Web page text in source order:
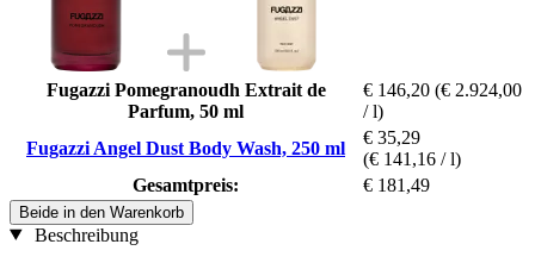
Fugazzi Pomegranoudh Extrait de
Parfum, 50 ml
€ 146,20 (€ 2.924,00
/ l)
Fugazzi Angel Dust Body Wash, 250 ml
€ 35,29
(€ 141,16 / l)
Gesamtpreis:
€ 181,49
Beide in den Warenkorb
Beschreibung